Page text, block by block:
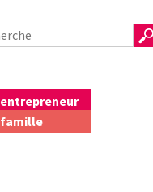
entrepreneur
famille